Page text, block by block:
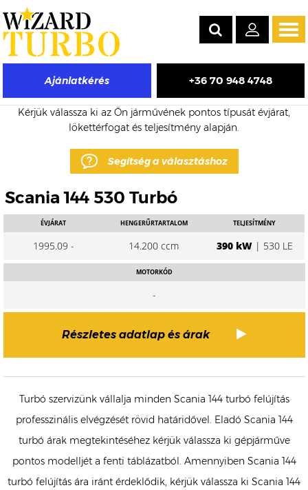
Ajánlatkérés +36 70 948 4748
Scania 144 eladó turbó árak
Kérjük válassza ki az Ön járművének pontos típusát évjárat,
lökettérfogat és teljesítmény alapján.
Segítség a választáshoz
Scania 144 530 Turbó
ÉVJÁRAT
1995.09 -
HENGERŰRTARTALOM
14.200 ccm
TELJESÍTMÉNY
390 kW| 530 LE
MOTORKÓD
-
Részletes adatlap és árak
Turbó szervizünk vállalja minden Scania 144 turbó felújítás
professzinális elvégzését rövid határidővel. Eladó Scania 144
turbó árak megtekintéséhez kérjük válassza ki gépjárműve
pontos modelljét a fenti táblázatból. Amennyiben Scania 144
turbó felújítás ára iránt érdeklődik, kérjük válassza ki Scania 144